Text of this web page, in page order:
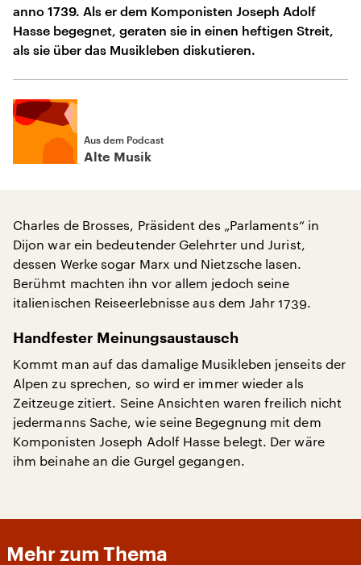
anno 1739. Als er dem Komponisten Joseph Adolf
Hasse begegnet, geraten sie in einen heftigen Streit,
als sie über das Musikleben diskutieren.
Aus dem Podcast
Alte Musik
Charles de Brosses, Präsident des „Parlaments“ in
Dijon war ein bedeutender Gelehrter und Jurist,
dessen Werke sogar Marx und Nietzsche lasen.
Berühmt machten ihn vor allem jedoch seine
italienischen Reiseerlebnisse aus dem Jahr 1739.
Handfester Meinungsaustausch
Kommt man auf das damalige Musikleben jenseits der
Alpen zu sprechen, so wird er immer wieder als
Zeitzeuge zitiert. Seine Ansichten waren freilich nicht
jedermanns Sache, wie seine Begegnung mit dem
Komponisten Joseph Adolf Hasse belegt. Der wäre
ihm beinahe an die Gurgel gegangen.
Mehr zum Thema